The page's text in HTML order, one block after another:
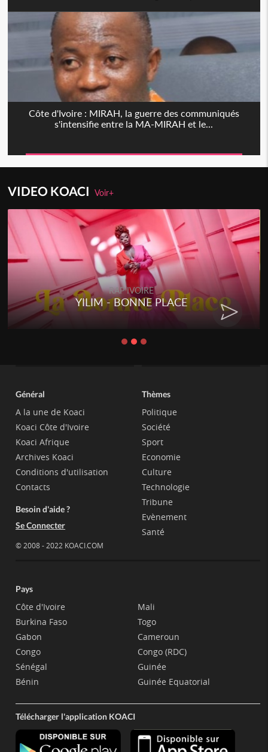
Côte d'Ivoire : MIRAH, la guerre des communiqués
s'intensifie entre la MA-MIRAH et le...
VIDEO KOACIVoir+
RAP IVOIRE
YILIM - BONNE PLACE
Général
A la une de Koaci
Koaci Côte d'Ivoire
Koaci Afrique
Archives Koaci
Conditions d'utilisation
Contacts
Besoin d'aide ?
Se Connecter
© 2008 - 2022 KOACI.COM
Thèmes
Politique
Société
Sport
Economie
Culture
Technologie
Tribune
Evènement
Santé
Pays
Côte d'Ivoire
Burkina Faso
Gabon
Congo
Sénégal
Bénin
Mali
Togo
Cameroun
Congo (RDC)
Guinée
Guinée Equatorial
Télécharger l'application KOACI